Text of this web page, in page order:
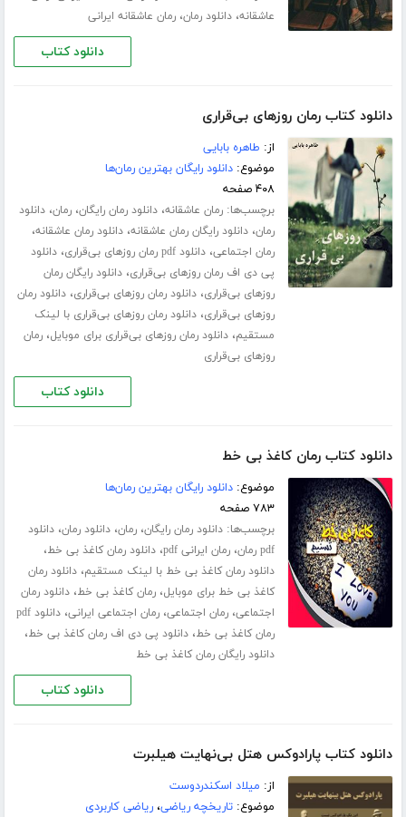
عاشقانه،دانلود رمان،رمان عاشقانه ایرانی
دانلود کتاب
دانلود کتاب رمان روزهای بی‌قراری
از: طاهره بابایی
موضوع:دانلود رایگان بهترین رمان‌ها
۴۰۸ صفحه
برچسب‌ها:رمان عاشقانه،دانلود رمان رایگان،رمان،دانلود
رمان،دانلود رایگان رمان عاشقانه،دانلود رمان عاشقانه،
رمان اجتماعی،دانلود pdf رمان روزهای بی‌قراری ،دانلود
پی دی اف رمان روزهای بی‌قراری،دانلود رایگان رمان
روزهای بی‌قراری،دانلود رمان روزهای بی‌قراری،دانلود رمان
روزهای بی‌قراری،دانلود رمان روزهای بی‌قراری با لینک
مستقیم،دانلود رمان روزهای بی‌قراری برای موبایل،رمان
روزهای بی‌قراری
دانلود کتاب
دانلود کتاب رمان کاغذ بی خط
موضوع:دانلود رایگان بهترین رمان‌ها
۷۸۳ صفحه
برچسب‌ها:دانلود رمان رایگان،رمان،دانلود رمان،دانلود
pdf رمان
،رمان ایرانی pdf ،دانلود رمان کاغذ بی خط،
دانلود رمان کاغذ بی خط با لینک مستقیم،دانلود رمان
کاغذ بی خط برای موبایل،رمان کاغذ بی خط،دانلود رمان
اجتماعی،رمان اجتماعی،رمان اجتماعی ایرانی،
دانلود pdf
رمان کاغذ بی خط،دانلود پی دی اف رمان کاغذ بی خط،
دانلود رایگان رمان کاغذ بی خط
دانلود کتاب
دانلود کتاب پارادوکس هتل بی‌نهایت هیلبرت
از: میلاد اسکندردوست
موضوع:تاریخچه ریاضی،ریاضی کاربردی